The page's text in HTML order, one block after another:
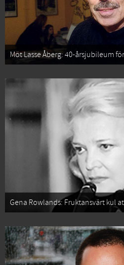
Möt Lasse Åberg: 40-årsjubileum
Gena Rowlands: Fruktansvärt kul